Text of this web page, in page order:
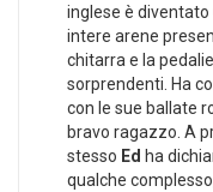
inglese è
intere arene
chitarra e la
sorprendenti. Ha
con le sue ballate
bravo ragazzo. A
stesso Ed ha
qualche